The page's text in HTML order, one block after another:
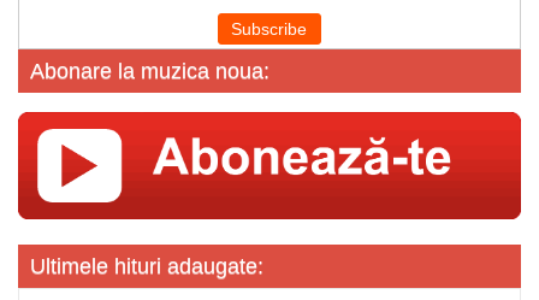
Abonare la muzica noua:
Ultimele hituri adaugate: